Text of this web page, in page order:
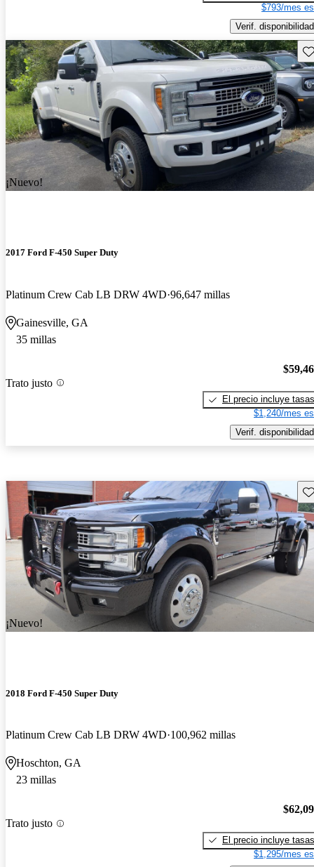
$793/mes
Verif. disponibilidad
¡Nuevo!
2017 Ford F-450 Super Duty
Platinum Crew Cab LB DRW 4WD 96,647 millas
Gainesville, GA
35 millas
Trato justo
El precio incluye tasas
$1,240/mes
Verif. disponibilidad
¡Nuevo!
2018 Ford F-450 Super Duty
Platinum Crew Cab LB DRW 4WD 100,962 millas
Hoschton, GA
23 millas
Trato justo
El precio incluye tasas
$1,295/mes